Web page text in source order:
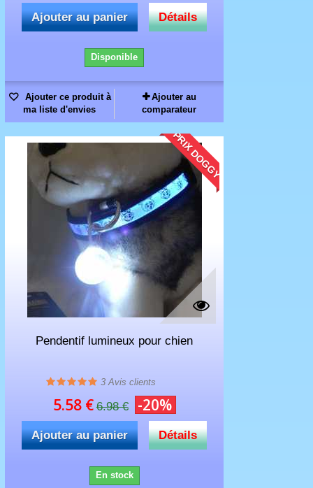
Ajouter au panier Détails
Disponible
Ajouter ce produit à
ma liste d'envies
Ajouter au
comparateur
PRIX DOGGY
Pendentif lumineux pour chien
3 Avis clients
5.58 € 6.98 € -20%
Ajouter au panier Détails
En stock